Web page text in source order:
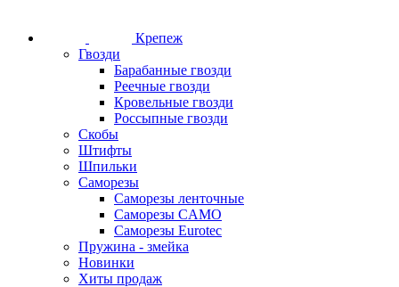
Крепеж
Гвозди
Барабанные гвозди
Реечные гвозди
Кровельные гвозди
Россыпные гвозди
Скобы
Штифты
Шпильки
Саморезы
Саморезы ленточные
Саморезы CAMO
Саморезы Eurotec
Пружина - змейка
Новинки
Хиты продаж